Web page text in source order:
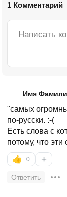
1 Комментарий
Имя
"самых
по-русски. :-(
Есть слова с
потому, что
👍 0 +
Ответить